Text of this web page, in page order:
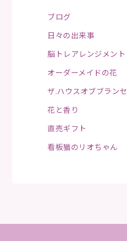
ブログ
日々の出来事
脳トレアレンジメント
オーダーメイドの花
ザ.ハウスオブブランセ
花と香り
直売ギフト
看板猫のリオちゃん